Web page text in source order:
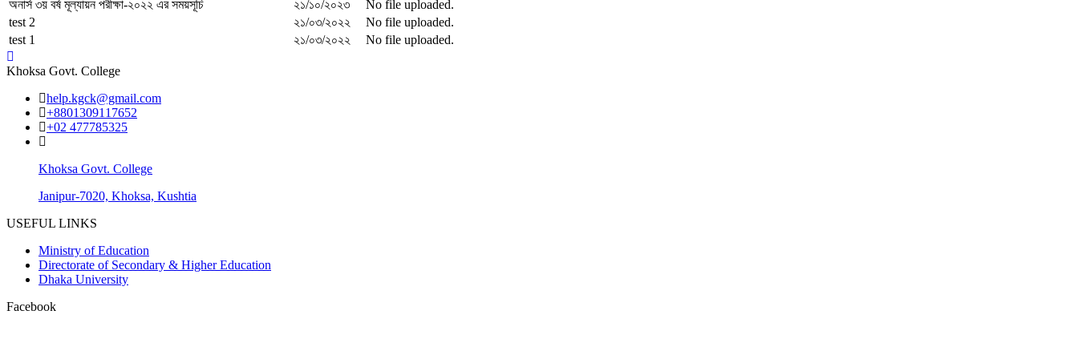
অনার্স ৩য় বর্ষ মূল্যায়ন পরীক্ষা-২০২২ এর সময়সূচি
২১/১০/২০২৩
No file uploaded.
test 2
২১/০৩/২০২২
No file uploaded.
test 1
২১/০৩/২০২২ No file uploaded.
Khoksa Govt. College
help.kgck@gmail.com
+8801309117652
+02 477785325
Khoksa Govt. College
Janipur-7020, Khoksa, Kushtia
USEFUL LINKS
Ministry of Education
Directorate of Secondary & Higher Education
Dhaka University
Facebook